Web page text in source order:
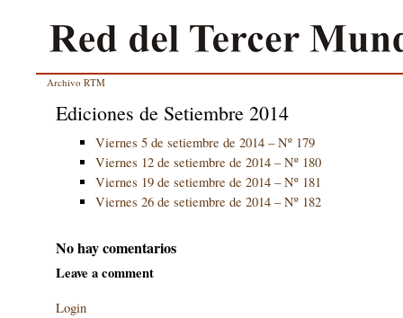
Archivo RTM
Ediciones de Setiembre 2014
Viernes 5 de setiembre de 2014 – Nº 179
Viernes 12 de setiembre de 2014 – Nº 180
Viernes 19 de setiembre de 2014 – Nº 181
Viernes 26 de setiembre de 2014 – Nº 182
No hay comentarios
Leave a comment
Login